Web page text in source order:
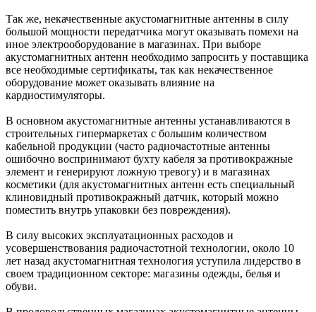
Так же, некачественные акустомагнитные антенны в силу
большой мощности передатчика могут оказывать помехи на
иное электрооборудование в магазинах. При выборе
акустомагнитных антенн необходимо запросить у поставщика
все необходимые сертификаты, так как некачественное
оборудование может оказывать влияние на
кардиостимуляторы.
В основном акустомагнитные антенны устанавливаются в
строительных гипермаркетах с большим количеством
кабельной продукции (часто радиочастотные антенны
ошибочно воспринимают бухту кабеля за противокражные
элемент и генерируют ложную тревогу) и в магазинах
косметики (для акустомагнитных антенн есть специальный
клиновидный противокражный датчик, который можно
поместить внутрь упаковки без повреждения).
В силу высоких эксплуатационных расходов и
усовершенствования радиочастотной технологии, около 10
лет назад акустомагнитная технология уступила лидерство в
своем традиционном секторе: магазины одежды, белья и
обуви.